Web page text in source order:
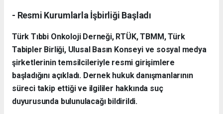
- Resmi Kurumlarla İşbirliği Başladı
Türk Tıbbi Onkoloji Derneği, RTÜK, TBMM, Türk
Tabipler Birliği, Ulusal Basın Konseyi ve sosyal medya
şirketlerinin temsilcileriyle resmi girişimlere
başladığını açıkladı. Dernek hukuk danışmanlarının
süreci takip ettiği ve ilgililer hakkında suç
duyurusunda bulunulacağı bildirildi.